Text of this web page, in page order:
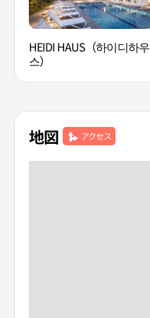
HEIDI HAUS（하이디하우
스）
地図 アクセス